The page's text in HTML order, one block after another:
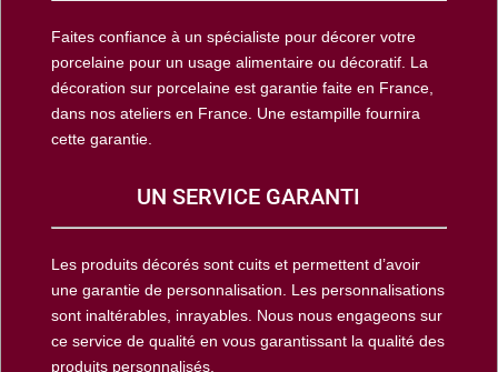
Faites confiance à un spécialiste pour décorer votre
porcelaine pour un usage alimentaire ou décoratif. La
décoration sur porcelaine est garantie faite en France,
dans nos ateliers en France. Une estampille fournira
cette garantie.
UN SERVICE GARANTI
Les produits décorés sont cuits et permettent d’avoir
une garantie de personnalisation. Les personnalisations
sont inaltérables, inrayables. Nous nous engageons sur
ce service de qualité en vous garantissant la qualité des
produits personnalisés.